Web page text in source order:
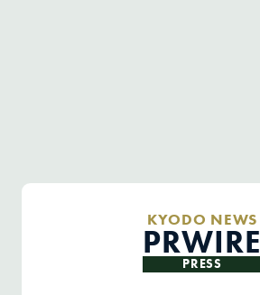
KYODO NEWS
PRWIRE
PRESS